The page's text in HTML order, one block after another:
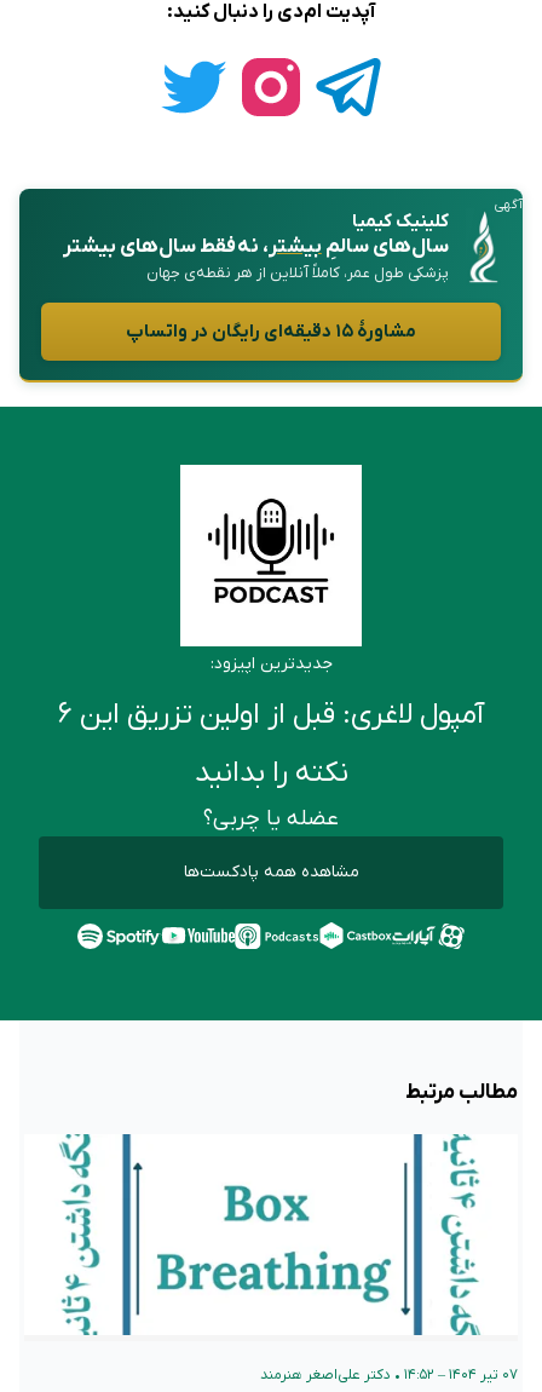
آپدیت ام‌دی را دنبال کنید:
آگهی
کلینیک کیمیا
سال‌های سالمِبیشتر، نه فقط سال‌های بیشتر
پزشکی طول عمر، کاملاً آنلاین از هر نقطه‌ی جهان
مشاورهٔ ۱۵ دقیقه‌ای رایگان در واتساپ
جدیدترین اپیزود:
آمپول لاغری: قبل از اولین تزریق این ۶
نکته را بدانید
عضله یا چربی؟
مشاهده همه پادکست‌ها
مطالب مرتبط
۰۷ تیر ۱۴۰۴ – ۱۴:۵۲ • دکتر علی‌اصغر هنرمند